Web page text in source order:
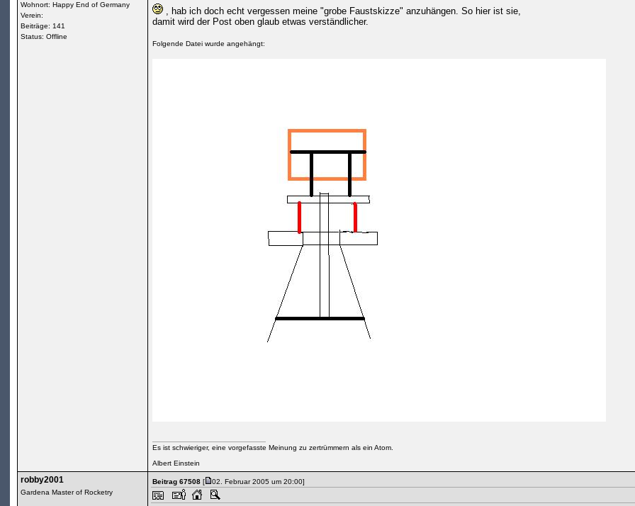
Wohnort: Happy End of Germany
Verein:
Beiträge: 141
Status: Offline
, hab ich doch echt vergessen meine "grobe Faustskizze" anzuhängen. So hier ist sie,
damit wird der Post oben glaub etwas verständlicher.
Folgende Datei wurde angehängt:
Es ist schwieriger, eine vorgefasste Meinung zu zertrümmern als ein Atom.
Albert Einstein
robby2001
Gardena Master of Rocketry
Beitrag 67508[
02. Februar 2005 um 20:00]